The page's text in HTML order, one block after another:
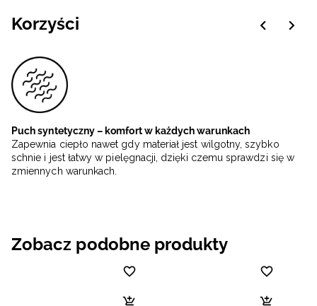
Korzyści
Puch syntetyczny – komfort w każdych warunkach
Zapewnia ciepło nawet gdy materiał jest wilgotny, szybko
schnie i jest łatwy w pielęgnacji, dzięki czemu sprawdzi się w
zmiennych warunkach.
Zobacz podobne produkty